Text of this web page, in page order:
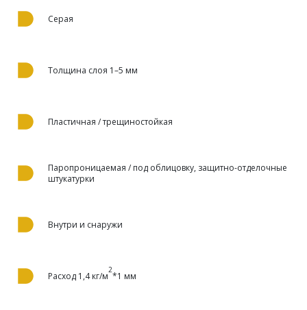
Серая
Толщина слоя 1–5 мм
Пластичная / трещиностойкая
Паропроницаемая / под облицовку, защитно-отделочные
штукатурки
Внутри и снаружи
Расход 1,4 кг/м
2
*1 мм